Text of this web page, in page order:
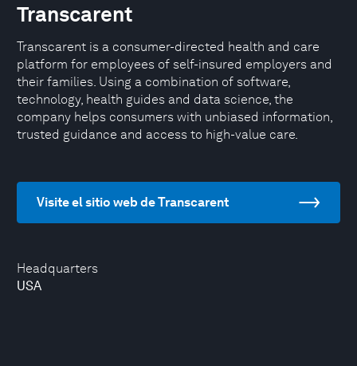
Headquarters
USA
Transcarent
Transcarent is a consumer-directed health and care
platform for employees of self-insured employers and
their families. Using a combination of software,
technology, health guides and data science, the
company helps consumers with unbiased information,
trusted guidance and access to high-value care.
Visite el sitio web de Transcarent